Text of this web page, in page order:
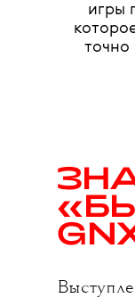
игры
точно